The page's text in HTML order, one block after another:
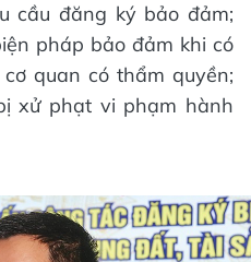
cầu đăng ký bảo đảm;
pháp bảo đảm khi có
quan có thẩm quyền;
xử phạt vi phạm hành